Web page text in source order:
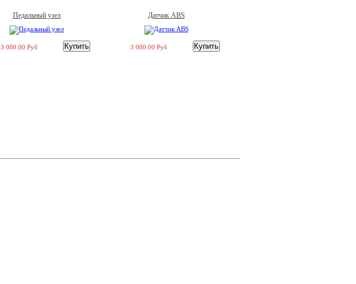
Педальный узел
3 000.00 Руб
Датчик АBS
3 000.00 Руб